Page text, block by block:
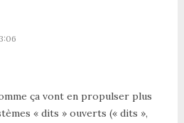
ça vont en propulser plus
« dits » ouverts (« dits »,